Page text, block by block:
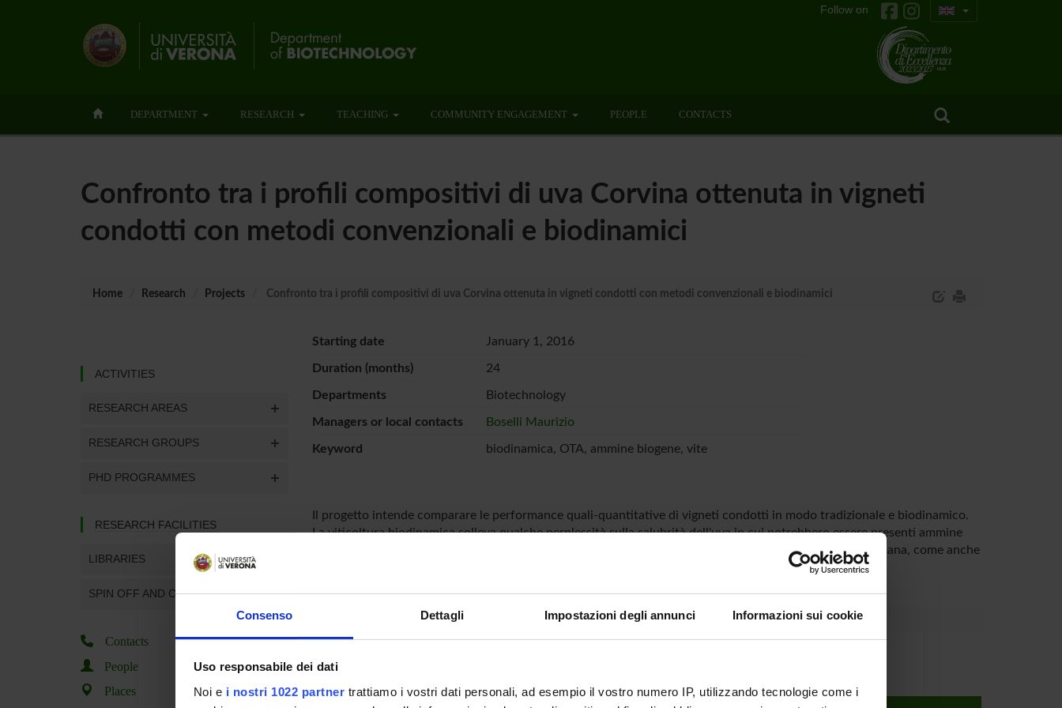
Consenso Dettagli Impostazioni degli annunci Informazioni sui cookie
Uso responsabile dei dati
Noi e i nostri 1022 partner trattiamo i vostri dati personali, ad esempio il vostro numero IP, utilizzando tecnologie come i
Follow on
DEPARTMENT RESEARCH TEACHING COMMUNITY ENGAGEMENT PEOPLE CONTACTS
Confronto tra i profili compositivi di uva Corvina ottenuta in vigneti
condotti con metodi convenzionali e biodinamici
Home Research Projects Confronto tra i profili compositivi di uva Corvina ottenuta in vigneti condotti con metodi convenzionali e biodinamici
ACTIVITIES
RESEARCH AREAS
RESEARCH GROUPS
PHD PROGRAMMES
RESEARCH FACILITIES
LIBRARIES
SPIN OFF AND COMPANIES
Contacts
People
Places
Starting date January 1, 2016
Duration (months) 24
Departments Biotechnology
Managers or local contacts Boselli Maurizio
Keyword biodinamica, OTA, ammine biogene, vite
Il progetto intende comparare le performance quali-quantitative di vigneti condotti in modo tradizionale e biodinamico.
La viticoltura biodinamica solleva qualche perplessità sulla salubrità dell'uva in cui potrebbero essere presenti ammine
biogene e OTA. I risultati ottenuti hanno dimostrato l'assenza nell'uva di composti dannosi alla salute umana, come anche
PROJECT PARTICIPANTS